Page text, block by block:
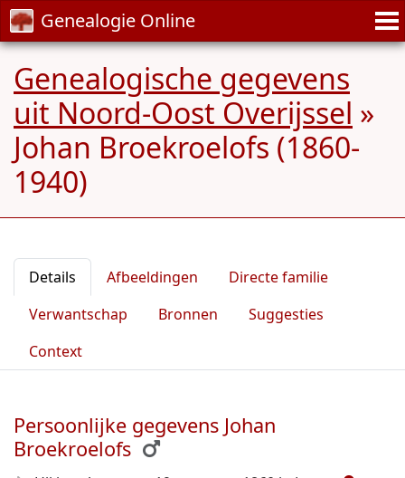
Genealogie Online
Genealogische gegevens
uit Noord-Oost Overijssel »
Johan Broekroelofs (1860-
1940)
Details Afbeeldingen
Directe familie
Verwantschap
Bronnen
Suggesties
Context
Persoonlijke gegevens Johan
Broekroelofs